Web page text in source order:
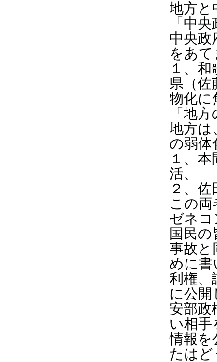
地方と
「中
中央政
をあ
１、
県（佐
物化に
「地
地方は
の弱体
１、
活、
２、
この
ゼネコ
国民
事故と
めに書
利権、
に公
安部政
い相
情報を
たは